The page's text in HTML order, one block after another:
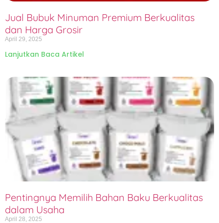
Jual Bubuk Minuman Premium Berkualitas
dan Harga Grosir
April 29, 2025
Lanjutkan Baca Artikel
Pentingnya Memilih Bahan Baku Berkualitas
dalam Usaha
April 28, 2025